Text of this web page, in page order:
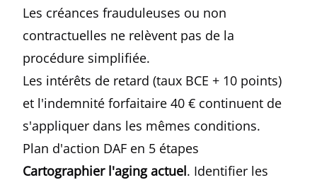
Les créances frauduleuses ou non
contractuelles ne relèvent pas de la
procédure simplifiée.
Les intérêts de retard (taux BCE + 10 points)
et l'indemnité forfaitaire 40 € continuent de
s'appliquer dans les mêmes conditions.
Plan d'action DAF en 5 étapes
Cartographier l'aging actuel. Identifier les